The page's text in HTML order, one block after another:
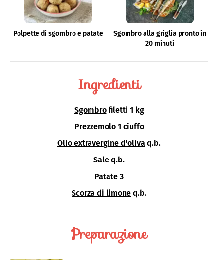
Polpette di sgombro e patate
Sgombro alla griglia pronto in
20 minuti
Ingredienti
Sgombro filetti 1 kg
Prezzemolo 1 ciuffo
Olio extravergine d'oliva q.b.
Sale q.b.
Patate 3
Scorza di limone q.b.
Preparazione